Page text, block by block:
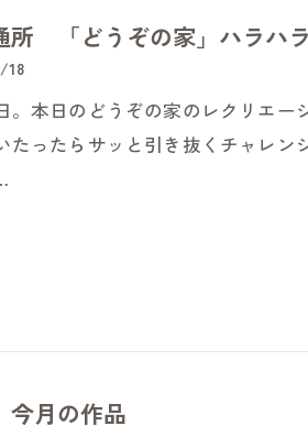
所 「どうぞの家」ハラ
18
。本日のどうぞの家のレクリエー
たったらサッと引き抜くチャレ
月の作品